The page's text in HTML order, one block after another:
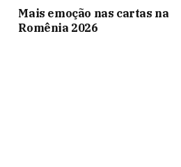
Mais emoção nas cartas na
Romênia 2026